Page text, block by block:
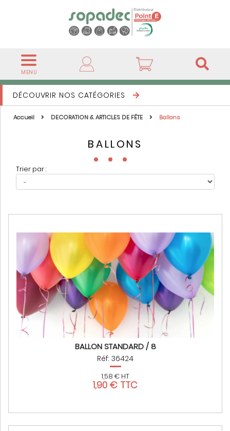
MENU
DÉCOUVRIR NOS CATÉGORIES
Accueil DECORATION & ARTICLES DE FÊTE Ballons
BALLONS
Trier par :
BALLON STANDARD / 8
Réf: 36424
1,58 € HT
1,90 € TTC